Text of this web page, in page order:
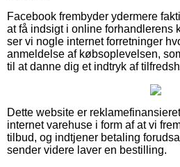
Facebook frembyder ydermere
at få indsigt i online forhandlerens
ser vi nogle internet forretninger
anmeldelse af købsoplevelsen,
til at danne dig et indtryk af
Dette website er
internet varehuse i form af at vi
tilbud, og indtjener betaling
sender videre laver en bestilling.